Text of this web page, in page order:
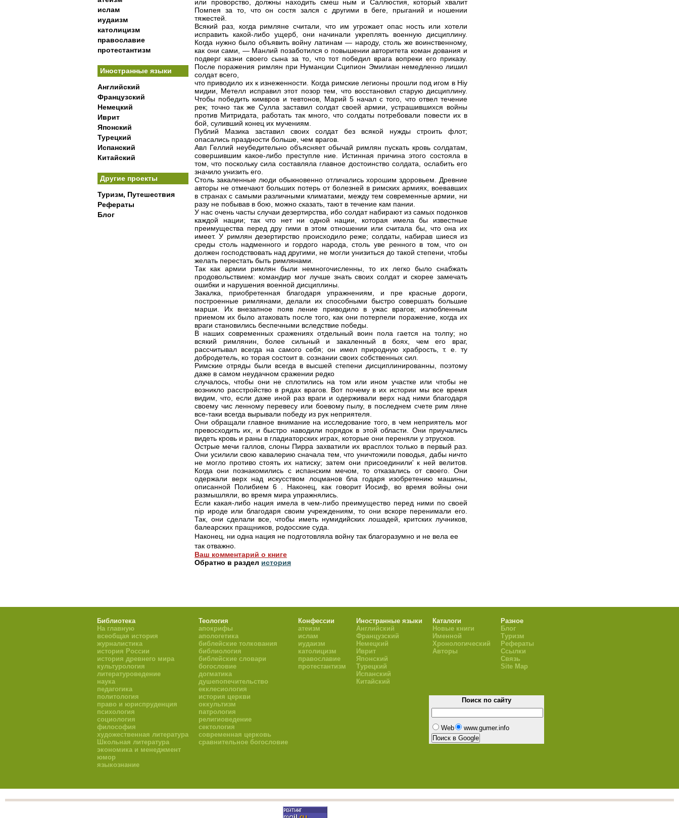
ислам
иудаизм
католицизм
православие
протестантизм
Иностранные языки
Английский
Французский
Немецкий
Иврит
Японский
Турецкий
Испанский
Китайский
Другие проекты
Туризм, Путешествия
Рефераты
Блог
или проворство, должны находить смеш ным и Саллюстия, который хвалит
Помпея за то, что он состя зался с другими в беге, прыганий и ношении
тяжестей.
Всякий раз, когда римляне считали, что им угрожает опас ность или хотели
исправить какой-либо ущерб, они начинали укреплять военную дисциплину.
Когда нужно было объявить войну латинам — народу, столь же воинственному,
как они сами, — Манлий позаботился о повышении авторитета коман дования и
подверг казни своего сына за то, что тот победил врага вопреки его приказу.
После поражения римлян при Нуманции Сципион Эмилиан немедленно лишил
солдат всего,
что приводило их к изнеженности. Когда римские легионы прошли под игом в Hiy
мидии, Метелл исправил этот позор тем, что восстановил старую дисциплину.
Чтобы победить кимвров и тевтонов, Марий 5 начал с того, что отвел течение
рек; точно так же Сулла заставил солдат своей армии, устрашившихся войны
против Митридата, работать так много, что солдаты потребовали повести их в
бой, суливший конец их мучениям.
Публий Мазика заставил своих солдат без всякой нужды строить флот;
опасались праздности больше, чем врагов.
Авл Геллий неубедительно объясняет обычай римлян пускать кровь солдатам,
совершившим какое-либо преступле ние. Истинная причина этого состояла в
том, что поскольку сила составляла главное достоинство солдата, ослабить его
значило унизить его.
Столь закаленные люди обыкновенно отличались хорошим здоровьем. Древние
авторы не отмечают больших потерь от болезней в римских армиях, воевавших
в странах с самыми различными климатами, между тем современные армии, ни
разу не побывав в бою, можно сказать, тают в течение кам пании.
У нас очень часты случаи дезертирства, ибо солдат набирают из самых подонков
каждой нации; так что нет ни одной нации, которая имела бы известные
преимущества перед дру гими в этом отношении или считала бы, что она их
имеет. У римлян дезертирство происходило реже; солдаты, набирав шиеся из
среды столь надменного и гордого народа, столь уве ренного в том, что он
должен господствовать над другими, не могли унизиться до такой степени, чтобы
желать перестать быть римлянами.
Так как армии римлян были немногочисленны, то их легко было снабжать
продовольствием: командир мог лучше знать своих солдат и скорее замечать
ошибки и нарушения военной дисциплины.
Закалка, приобретенная благодаря упражнениям, и пре красные дороги,
построенные римлянами, делали их способными быстро совершать большие
марши. Их внезапное появ ление приводило в ужас врагов; излюбленным
приемом их было атаковать после того, как они потерпели поражение, когда их
враги становились беспечными вследствие победы.
В наших современных сражениях отдельный воин пола гается на толпу; но
всякий римлянин, более сильный и закаленный в боях, чем его враг,
рассчитывал всегда на самого себя; он имел природную храбрость, т. е. ту
добродетель, ко торая состоит в. сознании своих собственных сил.
Римские отряды были всегда в высшей степени дисциплинированны, поэтому
даже в самом неудачном сражении редко
случалось, чтобы они не сплотились на том или ином участке или чтобы не
возникло расстройство в рядах врагов. Вот почему в их истории мы все время
видим, что, если даже иной раз враги и одерживали верх над ними благодаря
своему чис ленному перевесу или боевому пылу, в последнем счете рим ляне
все-таки всегда вырывали победу из рук неприятеля.
Они обращали главное внимание на исследование того, в чем неприятель мог
превосходить их, и быстро наводили порядок в этой области. Они приучались
видеть кровь и раны в гладиаторских играх, которые они переняли у этрусков.
Острые мечи галлов, слоны Пирра захватили их врасплох только в первый раз.
Они усилили свою кавалерию сначала тем, что уничтожили поводья, дабы ничто
не могло противо стоять их натиску; затем они присоединили' к ней велитов.
Когда они познакомились с испанским мечом, то отказались от своего. Они
одержали верх над искусством лоцманов бла годаря изобретению машины,
описанной Полибием 6 . Наконец, как говорит Иосиф, во время войны они
размышляли, во время мира упражнялись.
Если какая-либо нация имела в чем-либо преимущество перед ними по своей
nip ироде или благодаря своим учреждениям, то они вскоре перенимали его.
Так, они сделали все, чтобы иметь нумидийских лошадей, критских лучников,
балеарских пращников, родосские суда.
Наконец, ни одна нация не подготовляла войну так благоразумно и не вела ее
так отважно.
Ваш комментарий о книге
Обратно в раздел история
Библиотека
На главную
всеобщая история
журналистика
история России
история древнего мира
культурология
литературоведение
наука
педагогика
политология
право и юриспруденция
психология
социология
философия
художественная литература
Школьная литература
экономика и менеджмент
юмор
языкознание
Теология
апокрифы
апологетика
библейские толкования
библиология
библейские словари
богословие
догматика
душепопечительство
екклесиология
история церкви
оккультизм
патрология
религиоведение
сектология
современная церковь
сравнительное богословие
Конфессии
атеизм
ислам
иудаизм
католицизм
православие
протестантизм
Иностранные языки
Английский
Французский
Немецкий
Иврит
Японский
Турецкий
Испанский
Китайский
Каталоги
Новые книги
Именной
Хронологический
Авторы
Разное
Блог
Туризм
Рефераты
Ссылки
Связь
Site Map
Поиск по сайту
Web www.gumer.info